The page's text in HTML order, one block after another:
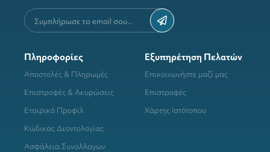
Πληροφορίες
Αποστολές & Πληρωμές
Επιστροφές & Ακυρώσεις
Εταιρικό Προφίλ
Κώδικας Δεοντολογίας
Ασφάλεια Συναλλαγών
Εξυπηρέτηση Πελατών
Επικοινωνήστε μαζί μας
Επιστροφές
Χάρτης Ιστότοπου